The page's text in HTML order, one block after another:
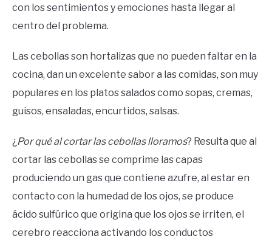
con los sentimientos y emociones hasta llegar al
centro del problema.
Las cebollas son hortalizas que no pueden faltar en la
cocina, dan un excelente sabor a las comidas, son muy
populares en los platos salados como sopas, cremas,
guisos, ensaladas, encurtidos, salsas.
¿ Por qué al cortar las cebollas lloramos? Resulta que al
cortar las cebollas se comprime las capas
produciendo un gas que contiene azufre, al estar en
contacto con la humedad de los ojos, se produce
ácido sulfúrico que origina que los ojos se irriten, el
cerebro reacciona activando los conductos